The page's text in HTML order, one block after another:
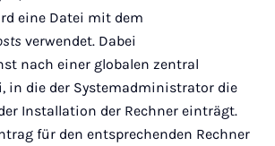
eine Datei mit dem
verwendet. Dabei
nach einer globalen zentral
in die der Systemadministrator die
Installation der Rechner einträgt.
für den entsprechenden Rechner